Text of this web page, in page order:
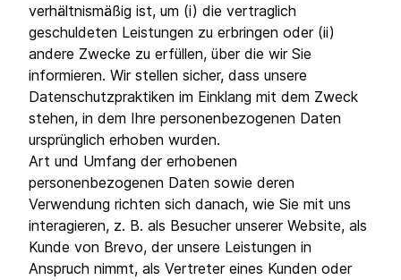
verhältnismäßig ist, um (i) die vertraglich
geschuldeten Leistungen zu erbringen oder (ii)
andere Zwecke zu erfüllen, über die wir Sie
informieren. Wir stellen sicher, dass unsere
Datenschutzpraktiken im Einklang mit dem Zweck
stehen, in dem Ihre personenbezogenen Daten
ursprünglich erhoben wurden.
Art und Umfang der erhobenen
personenbezogenen Daten sowie deren
Verwendung richten sich danach, wie Sie mit uns
interagieren, z. B. als Besucher unserer Website, als
Kunde von Brevo, der unsere Leistungen in
Anspruch nimmt, als Vertreter eines Kunden oder